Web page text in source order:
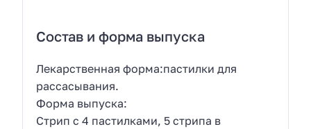
Состав и форма выпуска
Лекарственная форма:пастилки для
рассасывания.
Форма выпуска:
Стрип с 4 пастилками, 5 стрипа в